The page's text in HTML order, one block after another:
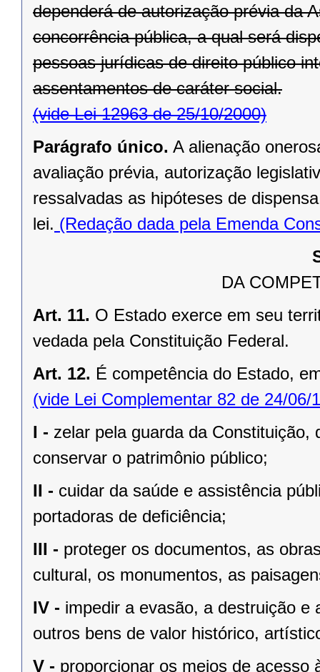
dependerá de autorização prévia da
concorrência pública, a qual será
pessoas jurídicas de direito público
assentamentos de caráter social.
(vide Lei 12963 de 25/10/2000)
Parágrafo único. A alienação
avaliação prévia, autorização
ressalvadas as hipóteses de
lei. (Redação dada pela Emenda
DA
Art. 11. O Estado exerce em seu
vedada pela Constituição Federal.
Art. 12. É competência do Estado,
(vide Lei Complementar 82 de 24/06/
I - zelar pela guarda da
conservar o patrimônio público;
II - cuidar da saúde e assistência
portadoras de deﬁciência;
III - proteger os documentos, as
cultural, os monumentos, as
IV - impedir a evasão, a destruição e
outros bens de valor histórico,
V - proporcionar os meios de acesso